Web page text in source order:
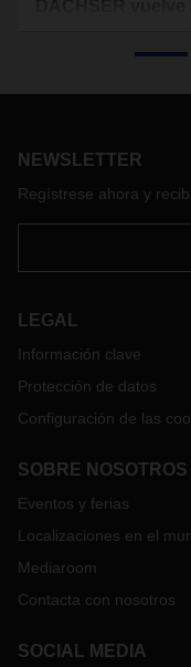
toda la cartera de
stand de 700
NEWSLETTER
Regístrese ahora y
LEGAL
Información clave
Protección de datos
Configuración de las
SOBRE NOSOTROS
Eventos y ferias
Localizaciones en el
Mediaroom
Contacta con nosotros
SOCIAL MEDIA